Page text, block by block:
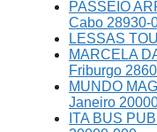
PASSEIO
Cabo 28930-
LESSAS
MARCELA
Friburgo
MUNDO
Janeiro
ITA BUS